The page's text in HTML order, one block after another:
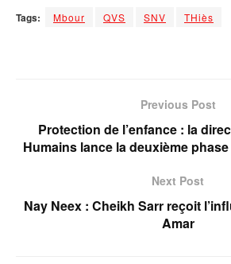
Tags: Mbour QVS SNV THiès
Previous Post
Protection de l’enfance : la
Humains lance la deuxième
Next Post
Nay Neex : Cheikh Sarr reçoit
Amar